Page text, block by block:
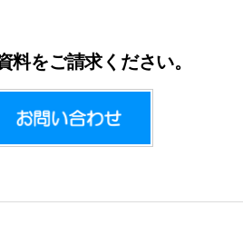
料をご請求ください。